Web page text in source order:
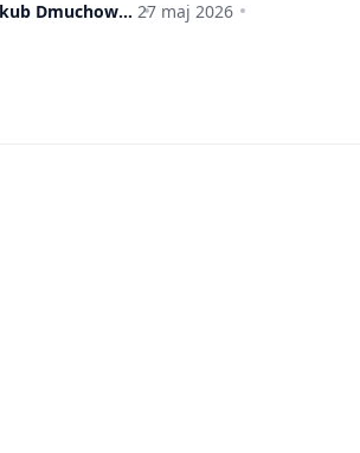
Jakub Dmuchowski 27 maj 2026